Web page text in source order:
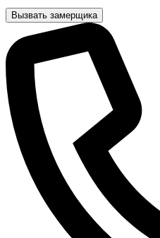
Вызвать замерщика